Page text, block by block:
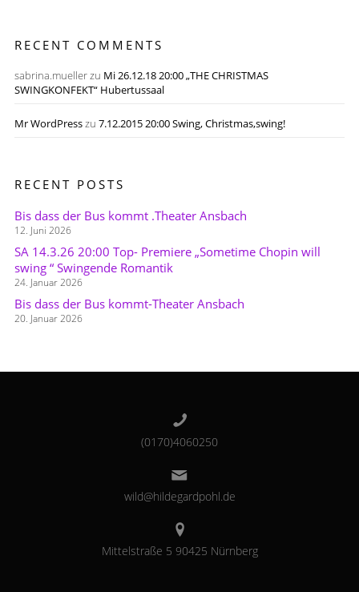
RECENT COMMENTS
sabrina.muellerzu Mi 26.12.18 20:00 „THE CHRISTMAS
SWINGKONFEKT“ Hubertussaal
Mr WordPresszu 7.12.2015 20:00 Swing, Christmas,swing!
RECENT POSTS
Bis dass der Bus kommt .Theater Ansbach
12. Juni 2026
SA 14.3.26 20:00 Top- Premiere „Sometime Chopin will
swing “ Swingende Romantik
24. Januar 2026
Bis dass der Bus kommt-Theater Ansbach
20. Januar 2026
(0170)4060250
wild@hildegardpohl.de
Mittelstraße 5 90425 Nürnberg